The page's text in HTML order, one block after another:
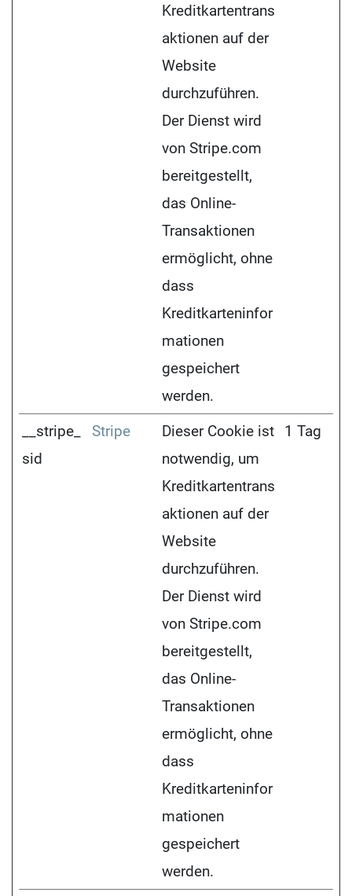
Kreditkartentrans
aktionen auf der
Website
durchzuführen.
Der Dienst wird
von Stripe.com
bereitgestellt,
das Online-
Transaktionen
ermöglicht, ohne
dass
Kreditkarteninfor
mationen
gespeichert
werden.
__stripe_
sid
Stripe
Dieser Cookie ist
notwendig, um
Kreditkartentrans
aktionen auf der
Website
durchzuführen.
Der Dienst wird
von Stripe.com
bereitgestellt,
das Online-
Transaktionen
ermöglicht, ohne
dass
Kreditkarteninfor
mationen
gespeichert
werden.
1 Tag